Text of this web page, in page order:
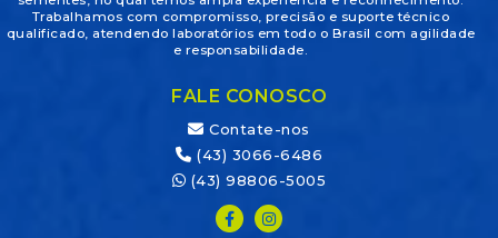
Trabalhamos com compromisso, precisão e suporte técnico
qualificado, atendendo laboratórios em todo o Brasil com agilidade
e responsabilidade.
FALE CONOSCO
Contate-nos
(43) 3066-6486
(43) 98806-5005